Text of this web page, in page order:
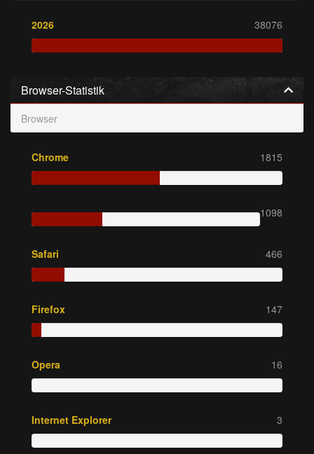
2026 38076
Browser-Statistik
Browser
Chrome 1815
1098
Safari 466
Firefox 147
Opera 16
Internet Explorer 3